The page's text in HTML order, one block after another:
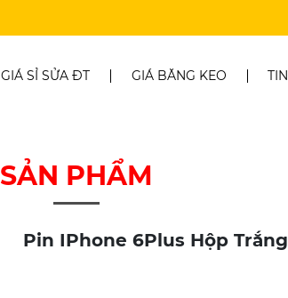
GIÁ SỈ SỬA ĐT GIÁ BĂNG KEO
SẢN PHẨM
Pin IPhone 6Plus Hộp